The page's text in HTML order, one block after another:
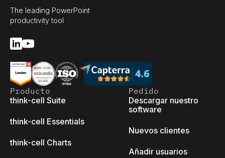
The leading PowerPoint
productivity tool
Producto
think-cell Suite
think-cell Essentials
think-cell Charts
Pedido
Descargar nuestro
software
Nuevos clientes
Añadir usuarios